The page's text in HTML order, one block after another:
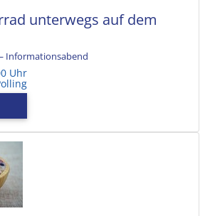
unterwegs auf dem
Informationsabend
Uhr